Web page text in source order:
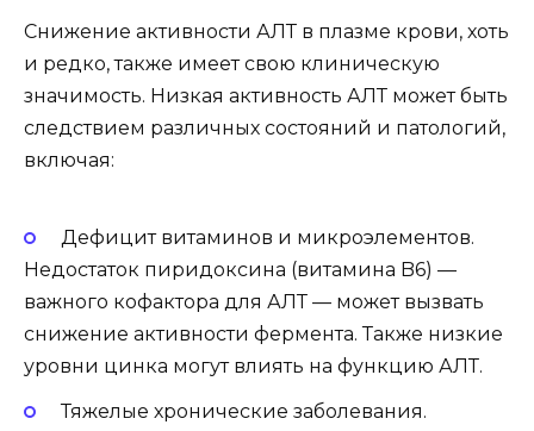
Снижение активности АЛТ в плазме крови, хоть
и редко, также имеет свою клиническую
значимость. Низкая активность АЛТ может быть
следствием различных состояний и патологий,
включая:
Дефицит витаминов и микроэлементов.
Недостаток пиридоксина (витамина B6) —
важного кофактора для АЛТ — может вызвать
снижение активности фермента. Также низкие
уровни цинка могут влиять на функцию АЛТ.
Тяжелые хронические заболевания.